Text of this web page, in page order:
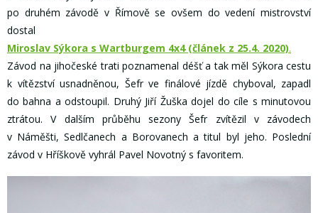
po druhém závodě v Římově se ovšem do vedení mistrovství
dostal
Miroslav Sýkora s Wartburgem 4x4 (článek z 25.4. 2020).
Závod na jihočeské trati poznamenal déšť a tak měl Sýkora cestu
k vítězství usnadněnou, Šefr ve finálové jízdě chyboval, zapadl
do bahna a odstoupil. Druhý Jiří Žuška dojel do cíle s minutovou
ztrátou. V dalším průběhu sezony Šefr zvítězil v závodech
v Náměšti, Sedlčanech a Borovanech a titul byl jeho. Poslední
závod v Hříškově vyhrál Pavel Novotný s favoritem.